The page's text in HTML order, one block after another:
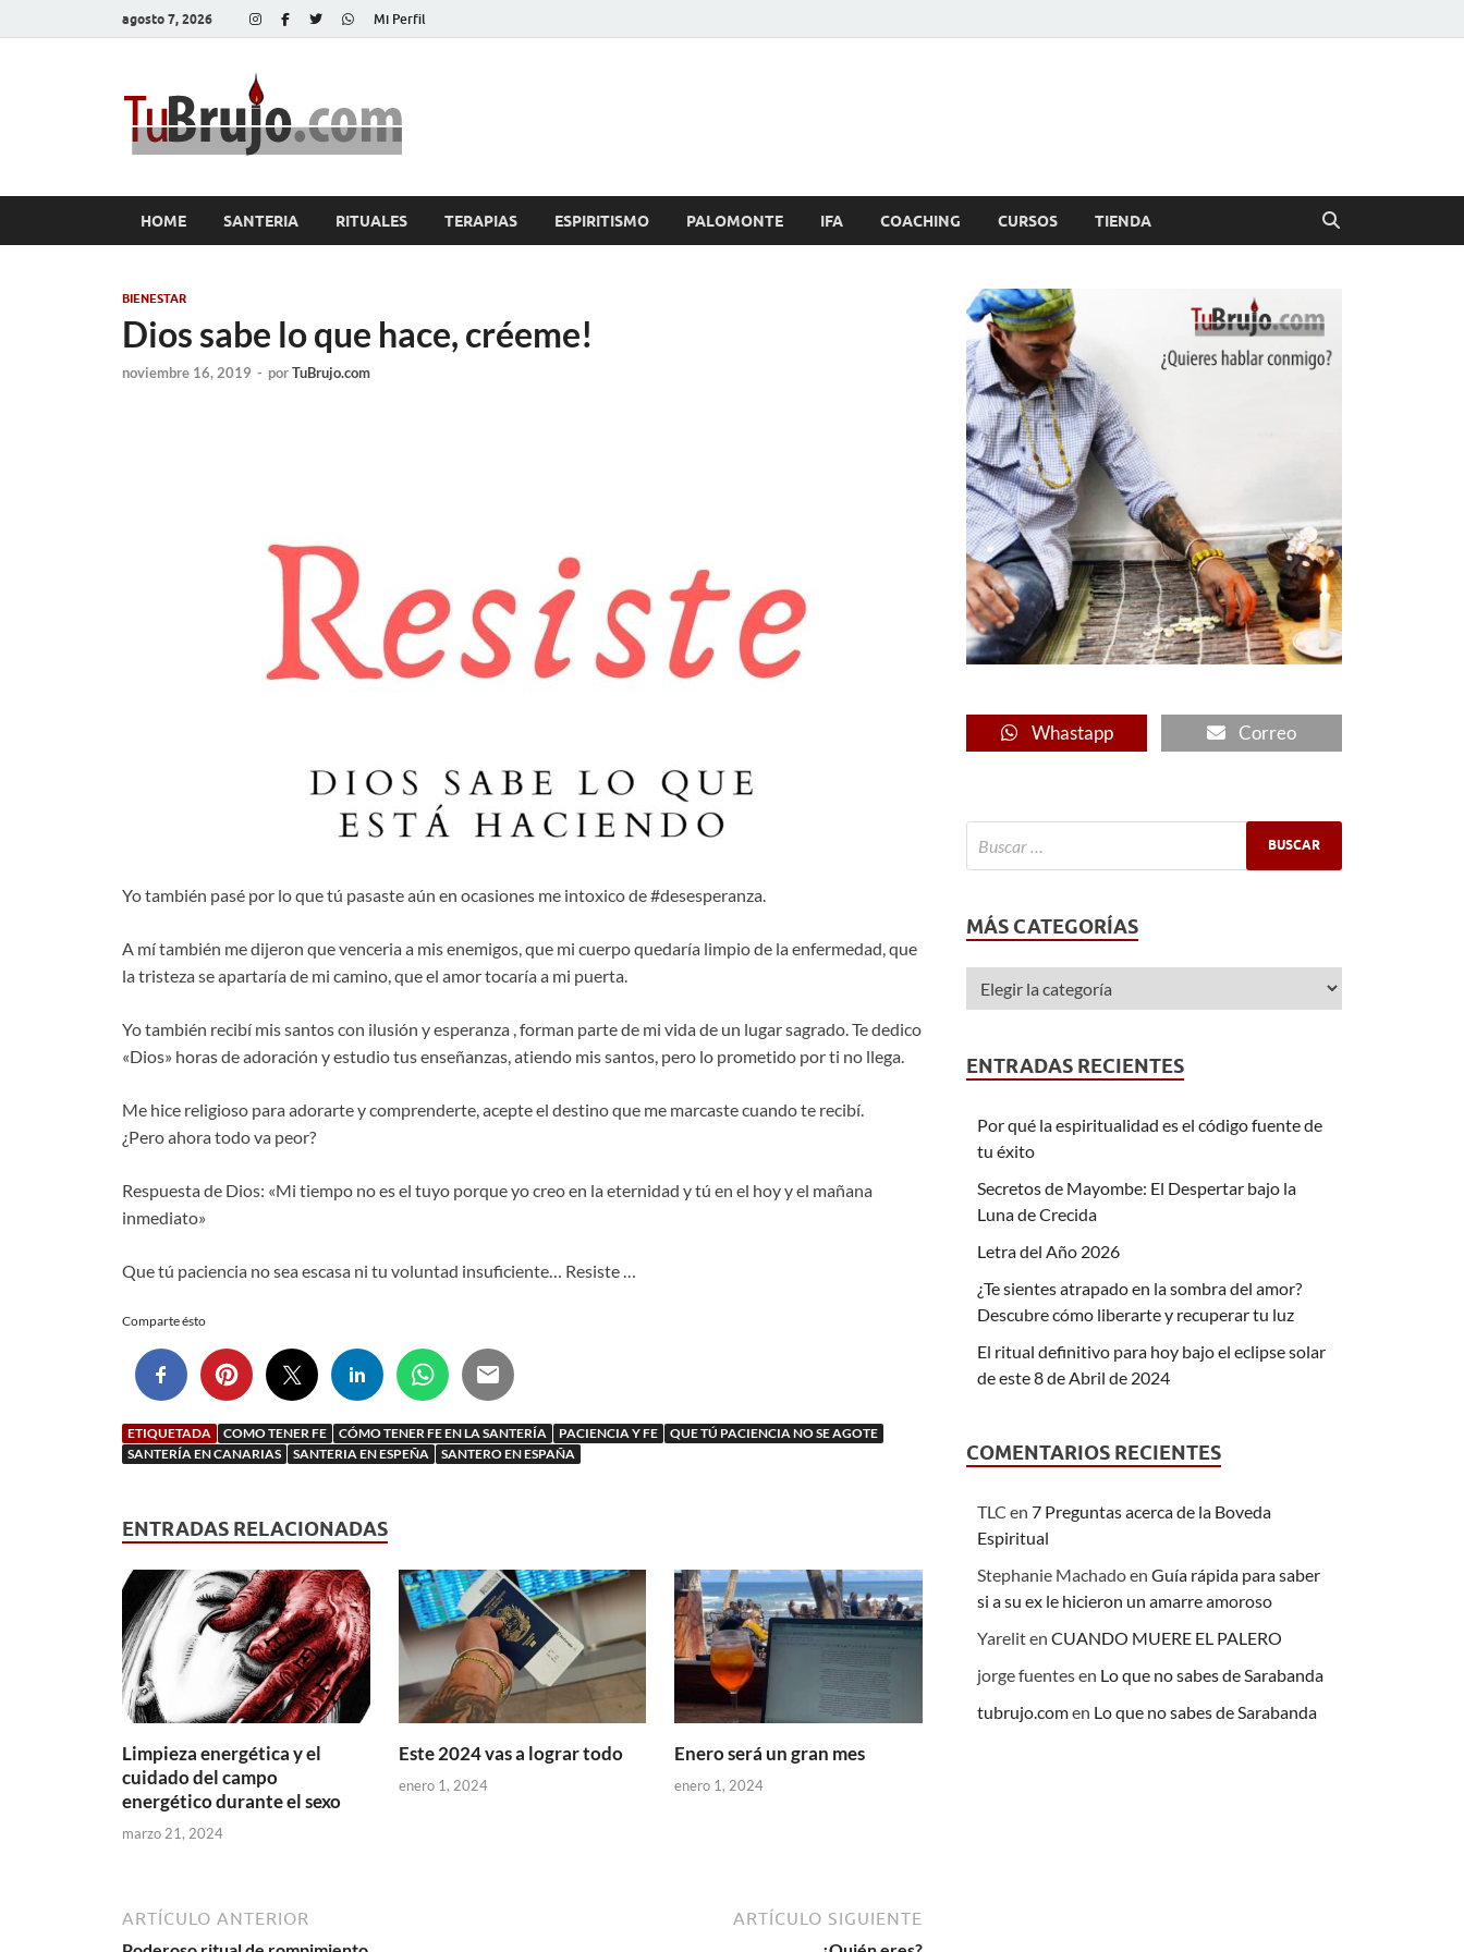
agosto 7, 2026 Mi Perfil
HOME SANTERIA RITUALES TERAPIAS ESPIRITISMO PALOMONTE IFA COACHING CURSOS TIENDA
BIENESTAR
Dios sabe lo que hace, créeme!
noviembre 16, 2019 - porTuBrujo.com
Yo también pasé por lo que tú pasaste aún en ocasiones me intoxico de #desesperanza.
A mí también me dijeron que venceria a mis enemigos, que mi cuerpo quedaría limpio de la enfermedad, que
la tristeza se apartaría de mi camino, que el amor tocaría a mi puerta.
Yo también recibí mis santos con ilusión y esperanza , forman parte de mi vida de un lugar sagrado. Te dedico
«Dios» horas de adoración y estudio tus enseñanzas, atiendo mis santos, pero lo prometido por ti no llega.
Me hice religioso para adorarte y comprenderte, acepte el destino que me marcaste cuando te recibí.
¿Pero ahora todo va peor?
Respuesta de Dios: «Mi tiempo no es el tuyo porque yo creo en la eternidad y tú en el hoy y el mañana
inmediato»
Que tú paciencia no sea escasa ni tu voluntad insuficiente… Resiste …
Comparte ésto
ETIQUETADA COMO TENER FE CÓMO TENER FE EN LA SANTERÍA PACIENCIA Y FE
QUE TÚ PACIENCIA NO SE AGOTE
SANTERÍA EN CANARIAS
SANTERIA EN ESPEÑA SANTERO EN ESPAÑA
ENTRADAS RELACIONADAS
Limpieza energética y el
cuidado del campo
energético durante el sexo
marzo 21, 2024
Este 2024 vas a lograr todo
enero 1, 2024
Enero será un gran mes
enero 1, 2024
ARTÍCULO ANTERIOR ARTÍCULO SIGUIENTE
Whastapp Correo
MÁS CATEGORÍAS
ENTRADAS RECIENTES
Por qué la espiritualidad es el código fuente de
tu éxito
Secretos de Mayombe: El Despertar bajo la
Luna de Crecida
Letra del Año 2026
¿Te sientes atrapado en la sombra del amor?
Descubre cómo liberarte y recuperar tu luz
El ritual definitivo para hoy bajo el eclipse solar
de este 8 de Abril de 2024
COMENTARIOS RECIENTES
TLC en7 Preguntas acerca de la Boveda
Espiritual
Stephanie MachadoenGuía rápida para saber
si a su ex le hicieron un amarre amoroso
YarelitenCUANDO MUERE EL PALERO
jorge fuentesen Lo que no sabes de Sarabanda
tubrujo.comen Lo que no sabes de Sarabanda